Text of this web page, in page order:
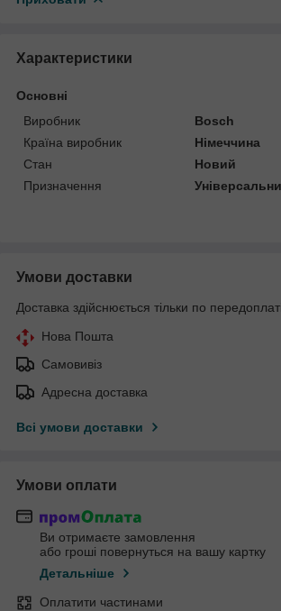
Характеристики
Основні
Виробник
Bosch
Країна виробник
Німеччина
Стан
Новий
Призначення
Умови доставки
Доставка здійснюється тільки по передоплаті.
Нова Пошта
Самовивіз
Адресна доставка
Всі умови доставки
Умови оплати
Ви отримаєте замовлення
або гроші повернуться на вашу картку
Детальніше
Оплатити частинами